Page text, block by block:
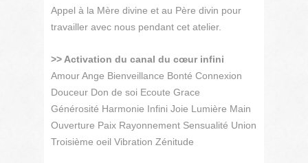
Appel à la Mère divine et au Père divin pour
travailler avec nous pendant cet atelier.
>> Activation du canal du cœur infini
Amour Ange Bienveillance Bonté Connexion
Douceur Don de soi Ecoute Grace
Générosité Harmonie Infini Joie Lumière Main
Ouverture Paix Rayonnement Sensualité Union
Troisième oeil Vibration Zénitude